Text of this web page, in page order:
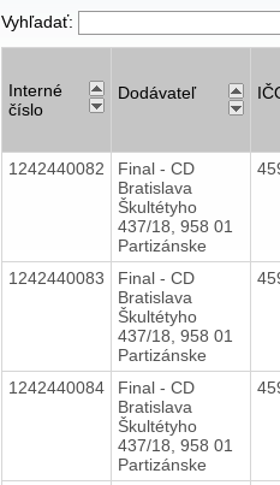
Vyhľadať:
Interné
číslo
Dodávateľ
1242440082
Final - CD
Bratislava
Škultétyho
437/18, 958 01
Partizánske
1242440083
Final - CD
Bratislava
Škultétyho
437/18, 958 01
Partizánske
1242440084
Final - CD
Bratislava
Škultétyho
437/18, 958 01
Partizánske